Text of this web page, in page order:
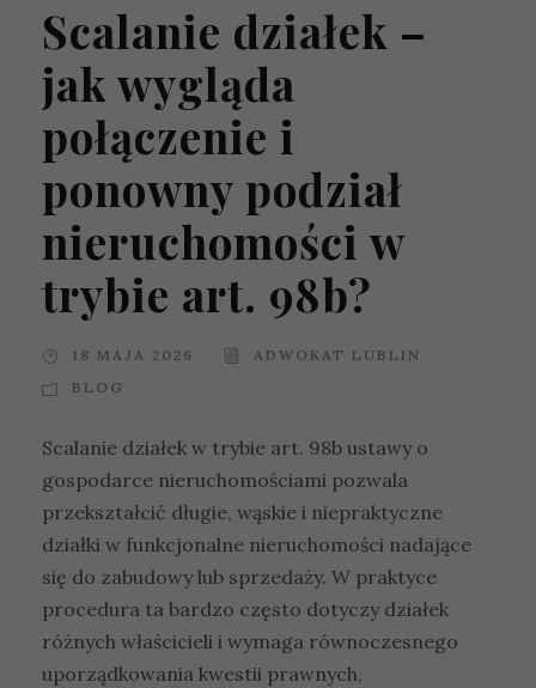
Scalanie działek –
jak wygląda
połączenie i
ponowny podział
nieruchomości w
trybie art. 98b?
18 MAJA 2026
ADWOKAT LUBLIN
BLOG
Scalanie działek w trybie art. 98b ustawy o
gospodarce nieruchomościami pozwala
przekształcić długie, wąskie i niepraktyczne
działki w funkcjonalne nieruchomości nadające
się do zabudowy lub sprzedaży. W praktyce
procedura ta bardzo często dotyczy działek
różnych właścicieli i wymaga równoczesnego
uporządkowania kwestii prawnych,